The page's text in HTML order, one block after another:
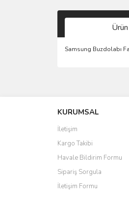
Samsung Buzdolabı
Ürün resmi
Ürün
Ürün
Ürün fiyatı
Bu ürüne
KURUMSAL
İletişim
Kargo Takibi
Havale Bildirim Formu
Sipariş Sorgula
İletişim Formu